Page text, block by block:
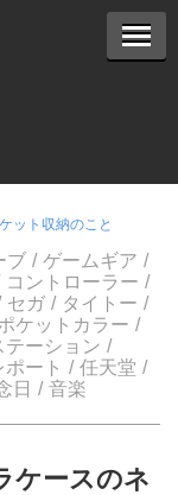
ット収納のこと
ブ
ゲームギア
コントローラー
セガ
タイトー
ケットカラー
テーション
ポート
任天堂
日 音楽
ケースのネ